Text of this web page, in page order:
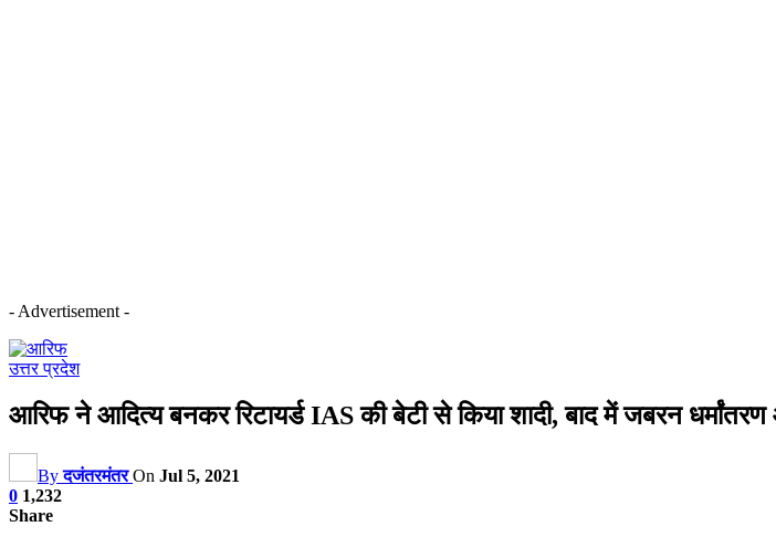
- Advertisement -
उत्तर प्रदेश
आरिफ ने आदित्य बनकर रिटायर्ड IAS की बेटी से किया शादी, बाद में जबरन
Byदजंतरमंतर On Jul 5, 2021
0 1,232
Share